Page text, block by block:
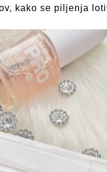
kako se piljenja